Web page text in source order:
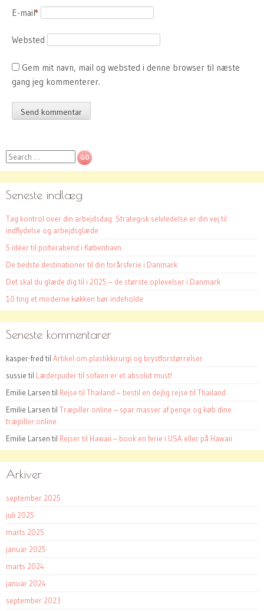
E-mail
*
Websted
Gem mit navn, mail og websted i denne browser til næste
gang jeg kommenterer.
Search
Seneste indlæg
Tag kontrol over din arbejdsdag: Strategisk selvledelse er din vej til
indflydelse og arbejdsglæde
5 idéer til polterabend i København
De bedste destinationer til din forårsferie i Danmark
Det skal du glæde dig til i 2025 – de største oplevelser i Danmark
10 ting et moderne køkken bør indeholde
Seneste kommentarer
kasper-fred til Artikel om plastikkirurgi og brystforstørrelser
sussie til Læderpuder til sofaen er et absolut must!
Emilie Larsen til Rejse til Thailand – bestil en dejlig rejse til Thailand
Emilie Larsen til Træpiller online – spar masser af penge og køb dine
træpiller online
Emilie Larsen til Rejser til Hawaii – book en ferie i USA eller på Hawaii
Arkiver
september 2025
juli 2025
marts 2025
januar 2025
marts 2024
januar 2024
september 2023